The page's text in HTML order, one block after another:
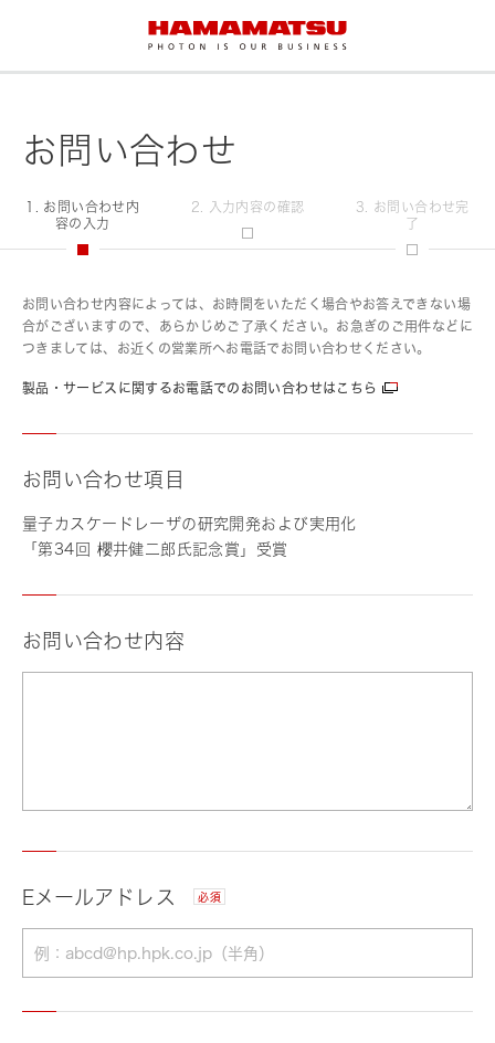
お問い合わせ
1. お問い合わせ内
容の入力
2. 入力内容の確認
3. お問い合わせ完
了
お問い合わせ内容によっては、お時間をいただく場合やお答えできない場
合がございますので、あらかじめご了承ください。お急ぎのご用件などに
つきましては、お近くの営業所へお電話でお問い合わせください。
製品・サービスに関するお電話でのお問い合わせはこちら
お問い合わせ項目
量子カスケードレーザの研究開発および実用化
「第34回 櫻井健二郎氏記念賞」受賞
お問い合わせ内容
Eメールアドレス 必須